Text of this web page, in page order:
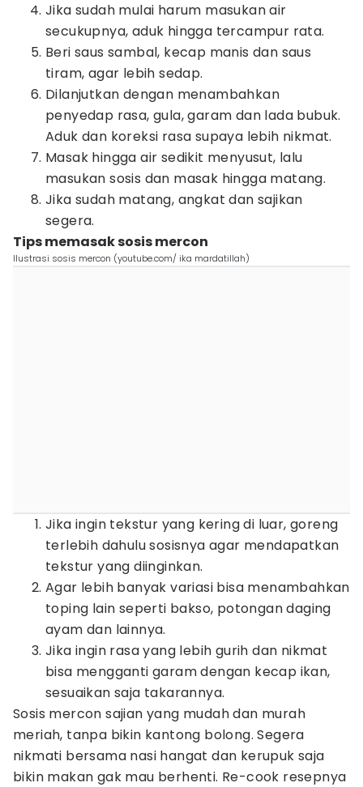
Jika sudah mulai harum masukan air
secukupnya, aduk hingga tercampur rata.
Beri saus sambal, kecap manis dan saus
tiram, agar lebih sedap.
Dilanjutkan dengan menambahkan
penyedap rasa, gula, garam dan lada bubuk.
Aduk dan koreksi rasa supaya lebih nikmat.
Masak hingga air sedikit menyusut, lalu
masukan sosis dan masak hingga matang.
Jika sudah matang, angkat dan sajikan
segera.
Tips memasak sosis mercon
Ilustrasi sosis mercon (youtube.com/ ika mardatillah)
Jika ingin tekstur yang kering di luar, goreng
terlebih dahulu sosisnya agar mendapatkan
tekstur yang diinginkan.
Agar lebih banyak variasi bisa menambahkan
toping lain seperti bakso, potongan daging
ayam dan lainnya.
Jika ingin rasa yang lebih gurih dan nikmat
bisa mengganti garam dengan kecap ikan,
sesuaikan saja takarannya.
Sosis mercon sajian yang mudah dan murah
meriah, tanpa bikin kantong bolong. Segera
nikmati bersama nasi hangat dan kerupuk saja
bikin makan gak mau berhenti. Re-cook resepnya